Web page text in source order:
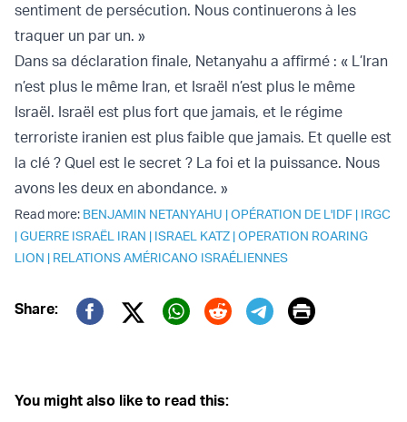
sentiment de persécution. Nous continuerons à les
traquer un par un. »
Dans sa déclaration finale, Netanyahu a affirmé : « L’Iran
n’est plus le même Iran, et Israël n’est plus le même
Israël. Israël est plus fort que jamais, et le régime
terroriste iranien est plus faible que jamais. Et quelle est
la clé ? Quel est le secret ? La foi et la puissance. Nous
avons les deux en abondance. »
Read more: BENJAMIN NETANYAHU |OPÉRATION DE L'IDF | IRGC
|GUERRE ISRAËL IRAN | ISRAEL KATZ |OPERATION ROARING
LION | RELATIONS AMÉRICANO ISRAÉLIENNES
Share:
Twitter (X)
Print
You might also like to read this: